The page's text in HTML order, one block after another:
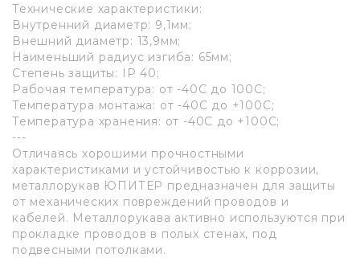
Технические характеристики:
Внутренний диаметр: 9,1мм;
Внешний диаметр: 13,9мм;
Наименьший радиус изгиба: 65мм;
Степень защиты: IP 40;
Рабочая температура: от -40С до 100С;
Температура монтажа: от -40С до +100С;
Температура хранения: от -40С до +100С;
---
Отличаясь хорошими прочностными
характеристиками и устойчивостью к коррозии,
металлорукав ЮПИТЕР предназначен для защиты
от механических повреждений проводов и
кабелей. Металлорукава активно используются при
прокладке проводов в полых стенах, под
подвесными потолками.